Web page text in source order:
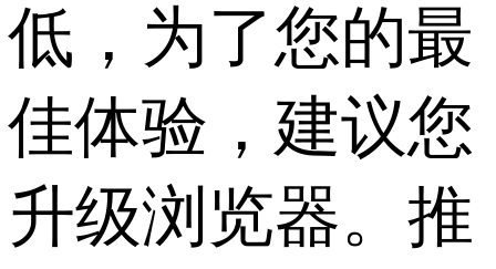
低，为了您的最
佳体验，建议您
升级浏览器。推